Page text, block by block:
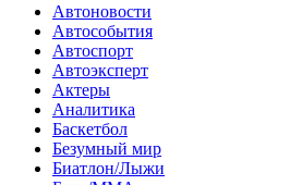
Автоновости
Автособытия
Автоспорт
Автоэксперт
Актеры
Аналитика
Баскетбол
Безумный мир
Биатлон/Лыжи